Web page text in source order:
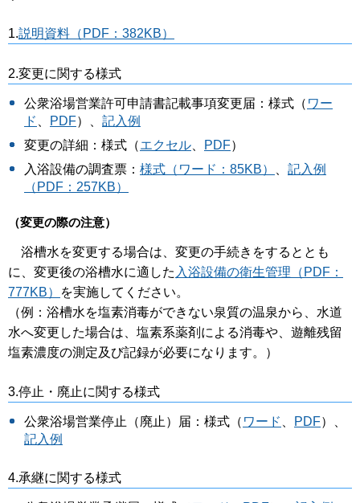
1.説明資料（PDF：382KB）
2.変更に関する様式
公衆浴場営業許可申請書記載事項変更届：様式（ ワー
ド
PDF）、 記入例
変更の詳細：様式（エクセル PDF）
入浴設備の調査票： 様式（ワード：85KB）
記入例
（PDF：257KB）
（変更の際の注意）
浴槽水を変更する場合は、変更の手続きをするととも
に、変更後の浴槽水に適した 入浴設備の衛生管理（PDF：
777KB）
を実施してください。
（例：浴槽水を塩素消毒ができない泉質の温泉から、水道
水へ変更した場合は、塩素系薬剤による消毒や、遊離残留
塩素濃度の測定及び記録が必要になります。）
3.停止・廃止に関する様式
公衆浴場営業停止（廃止）届：様式（ ワード PDF）、
記入例
4.承継に関する様式